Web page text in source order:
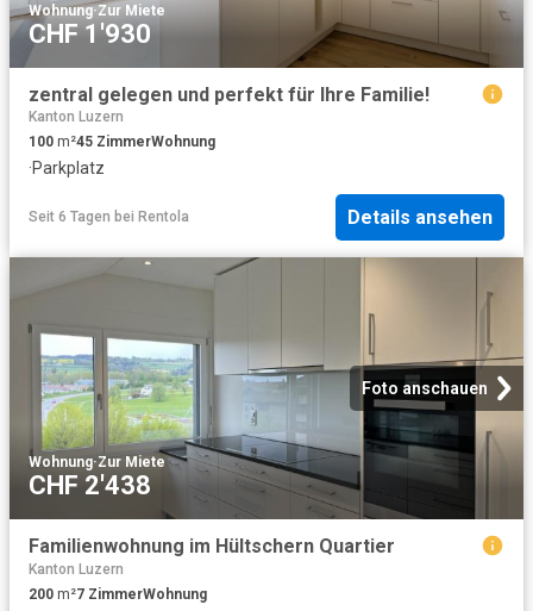
Wohnung·Zur Miete
CHF 1'930
zentral gelegen und perfekt für Ihre Familie!
Kanton Luzern
100 m²45 ZimmerWohnung
·Parkplatz
Seit 6 Tagen bei Rentola Details ansehen
Foto anschauen
Wohnung·Zur Miete
CHF 2'438
Familienwohnung im Hültschern Quartier
Kanton Luzern
200 m²7 ZimmerWohnung